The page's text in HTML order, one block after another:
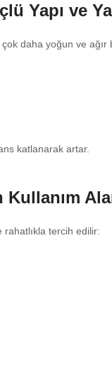
Yapı ve
daha yoğun ve
katlanarak artar.
rahatlıkla tercih edilir: